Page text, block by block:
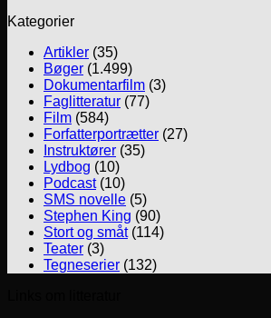
Kategorier
Artikler (35)
Bøger (1.499)
Dokumentarfilm (3)
Faglitteratur (77)
Film (584)
Forfatterportrætter (27)
Instruktører (35)
Lydbog (10)
Podcast(10)
SMS novelle (5)
Stephen King (90)
Stort og småt(114)
Teater (3)
Tegneserier (132)